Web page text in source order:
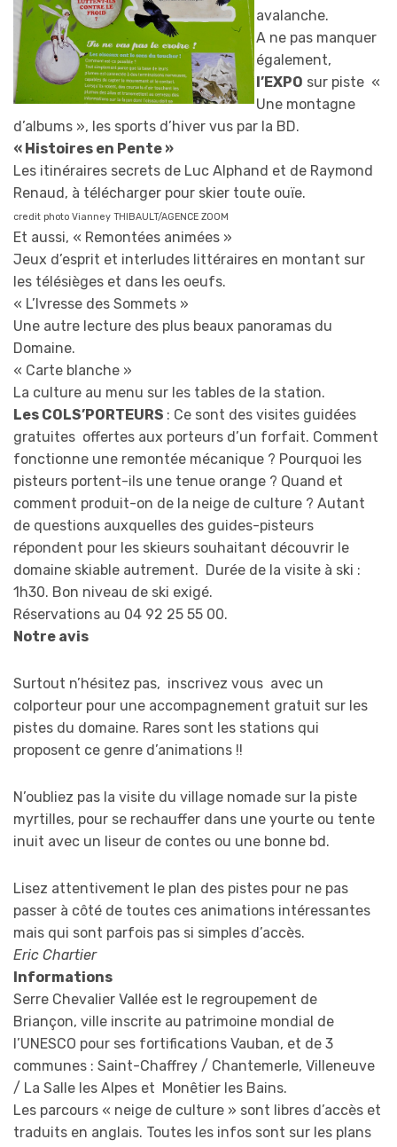
avalanche.
A ne pas manquer
également,
l’EXPO sur piste «
Une montagne
d’albums », les sports d’hiver vus par la BD.
« Histoires en Pente »
Les itinéraires secrets de Luc Alphand et de Raymond
Renaud, à télécharger pour skier toute ouïe.
credit photo Vianney THIBAULT/AGENCE ZOOM
Et aussi, « Remontées animées »
Jeux d’esprit et interludes littéraires en montant sur
les télésièges et dans les oeufs.
« L’Ivresse des Sommets »
Une autre lecture des plus beaux panoramas du
Domaine.
« Carte blanche »
La culture au menu sur les tables de la station.
Les COLS’PORTEURS : Ce sont des visites guidées
gratuites offertes aux porteurs d’un forfait. Comment
fonctionne une remontée mécanique ? Pourquoi les
pisteurs portent-ils une tenue orange ? Quand et
comment produit-on de la neige de culture ? Autant
de questions auxquelles des guides-pisteurs
répondent pour les skieurs souhaitant découvrir le
domaine skiable autrement. Durée de la visite à ski :
1h30. Bon niveau de ski exigé.
Réservations au 04 92 25 55 00.
Notre avis
Surtout n’hésitez pas, inscrivez vous avec un
colporteur pour une accompagnement gratuit sur les
pistes du domaine. Rares sont les stations qui
proposent ce genre d’animations !!
N’oubliez pas la visite du village nomade sur la piste
myrtilles, pour se rechauffer dans une yourte ou tente
inuit avec un liseur de contes ou une bonne bd.
Lisez attentivement le plan des pistes pour ne pas
passer à côté de toutes ces animations intéressantes
mais qui sont parfois pas si simples d’accès.
Eric Chartier
Informations
Serre Chevalier Vallée est le regroupement de
Briançon, ville inscrite au patrimoine mondial de
l’UNESCO pour ses fortifications Vauban, et de 3
communes : Saint-Chaffrey / Chantemerle, Villeneuve
/ La Salle les Alpes et Monêtier les Bains.
Les parcours « neige de culture » sont libres d’accès et
traduits en anglais. Toutes les infos sont sur les plans